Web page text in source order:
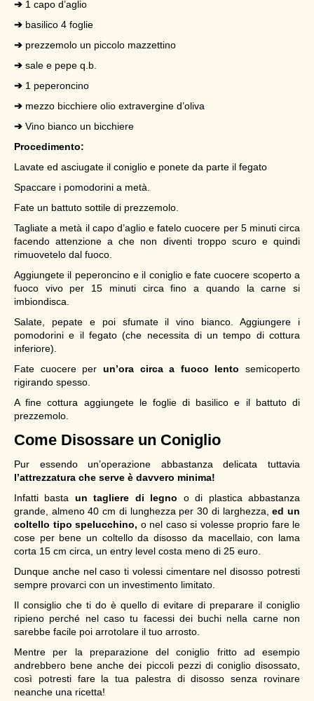
➔ 1 capo d’aglio
➔ basilico 4 foglie
➔ prezzemolo un piccolo mazzettino
➔ sale e pepe q.b.
➔ 1 peperoncino
➔ mezzo bicchiere olio extravergine d’oliva
➔ Vino bianco un bicchiere
Procedimento:
Lavate ed asciugate il coniglio e ponete da parte il fegato
Spaccare i pomodorini a metà.
Fate un battuto sottile di prezzemolo.
Tagliate a metà il capo d’aglio e fatelo cuocere per 5 minuti circa
facendo attenzione a che non diventi troppo scuro e quindi
rimuovetelo dal fuoco.
Aggiungete il peperoncino e il coniglio e fate cuocere scoperto a
fuoco vivo per 15 minuti circa fino a quando la carne si
imbiondisca.
Salate, pepate e poi sfumate il vino bianco. Aggiungere i
pomodorini e il fegato (che necessita di un tempo di cottura
inferiore).
Fate cuocere per un’ora circa a fuoco lento semicoperto
rigirando spesso.
A fine cottura aggiungete le foglie di basilico e il battuto di
prezzemolo.
Come Disossare un Coniglio
Pur essendo un’operazione abbastanza delicata tuttavia
l’attrezzatura che serve è davvero minima!
Infatti basta un tagliere di legno o di plastica abbastanza
grande, almeno 40 cm di lunghezza per 30 di larghezza,ed un
coltello tipo spelucchino, o nel caso si volesse proprio fare le
cose per bene un coltello da disosso da macellaio, con lama
corta 15 cm circa, un entry level costa meno di 25 euro.
Dunque anche nel caso ti volessi cimentare nel disosso potresti
sempre provarci con un investimento limitato.
Il consiglio che ti do è quello di evitare di preparare il coniglio
ripieno perché nel caso tu facessi dei buchi nella carne non
sarebbe facile poi arrotolare il tuo arrosto.
Mentre per la preparazione del coniglio fritto ad esempio
andrebbero bene anche dei piccoli pezzi di coniglio disossato,
così potresti fare la tua palestra di disosso senza rovinare
neanche una ricetta!